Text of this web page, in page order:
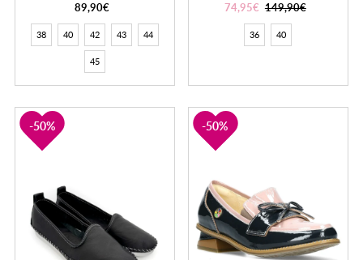
89,90€
38 40 42 43 44
45
74,95€ 149,90€
36 40
50% 50%